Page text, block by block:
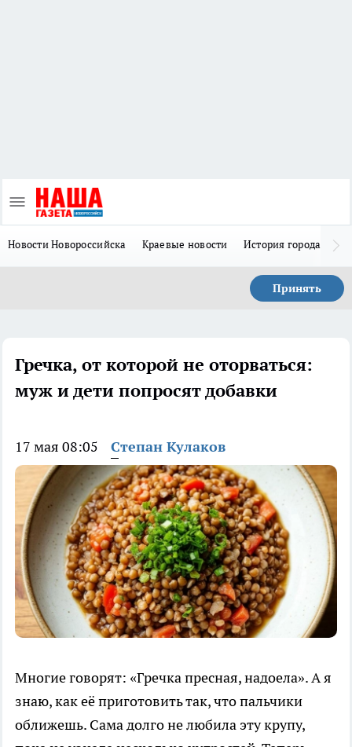
Новости Новороссийска Краевые новости История города Н
Принять
Гречка, от которой не оторваться:
муж и дети попросят добавки
17 мая 08:05 Степан Кулаков
Многие говорят: «Гречка пресная, надоела». А я
знаю, как её приготовить так, что пальчики
оближешь. Сама долго не любила эту крупу,